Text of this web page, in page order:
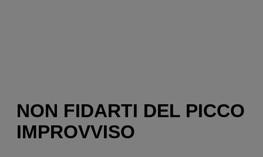
NON FIDARTI DEL PICCO
IMPROVVISO